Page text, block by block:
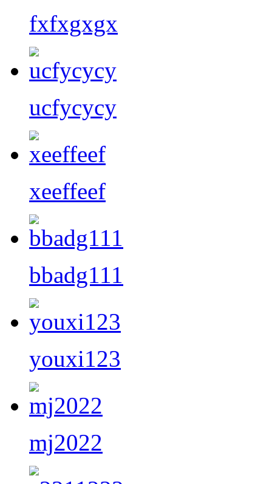
fxfxgxgx
ucfycycy
xeeffeef
bbadg111
youxi123
mj2022